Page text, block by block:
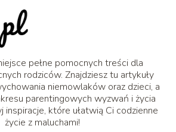
pełne pomocnych treści dla
rodziców. Znajdziesz tu artykuły
niemowlaków oraz dzieci, a
parentingowych wyzwań i życia
inspiracje, które ułatwią Ci codzienne
życie z maluchami!